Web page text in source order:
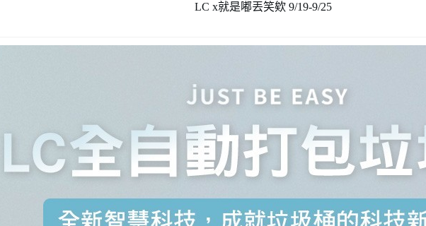
LC x就是嘟丟笑欸 9/19-9/25